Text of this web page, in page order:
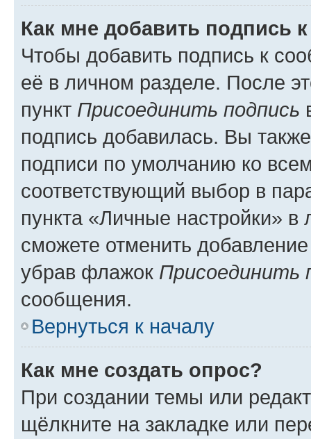
Как мне добавить подпись
Чтобы добавить подпись к
её в личном разделе. После
пункт Присоединить подпись
подпись добавилась. Вы
подписи по умолчанию ко
соответствующий выбор в
пункта «Личные настройки»
сможете отменить
убрав флажок Присоединить
сообщения.
Вернуться к началу
Как мне создать опрос?
При создании темы или
щёлкните на закладке или